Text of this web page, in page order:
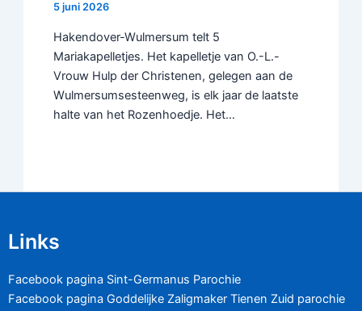
5 juni 2026
Hakendover-Wulmersum telt 5
Mariakapelletjes. Het kapelletje van O.-L.-
Vrouw Hulp der Christenen, gelegen aan de
Wulmersumsesteenweg, is elk jaar de laatste
halte van het Rozenhoedje. Het…
Links
Facebook pagina Sint-Germanus Parochie
Facebook pagina Goddelijke Zaligmaker Tienen Zuid parochie